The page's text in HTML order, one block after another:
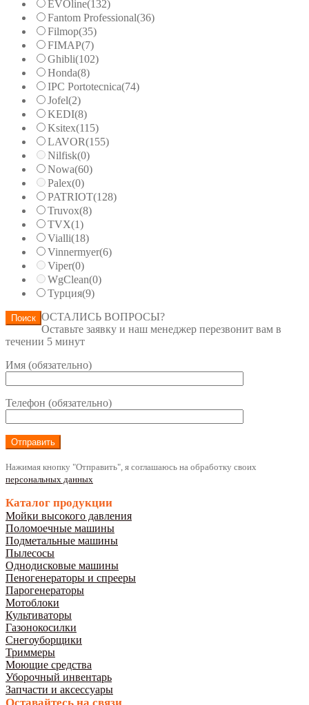
EVOline(132)
Fantom Professional(36)
Filmop(35)
FIMAP(7)
Ghibli(102)
Honda(8)
IPC Portotecnica(74)
Jofel(2)
KEDI(8)
Ksitex(115)
LAVOR(155)
Nilfisk(0)
Nowa(60)
Palex(0)
PATRIOT(128)
Truvox(8)
TVX(1)
Vialli(18)
Vinnermyer(6)
Viper(0)
WgClean(0)
Турция(9)
Поиск ОСТАЛИСЬ ВОПРОСЫ?
Оставьте заявку и наш менеджер перезвонит вам в
течении 5 минут
Имя (обязательно)
Телефон (обязательно)
Нажимая кнопку "Отправить", я соглашаюсь на обработку своих
персональных данных
Каталог продукции
Мойки высокого давления
Поломоечные машины
Подметальные машины
Пылесосы
Однодисковые машины
Пеногенераторы и спрееры
Парогенераторы
Мотоблоки
Культиваторы
Газонокосилки
Снегоуборщики
Триммеры
Моющие средства
Уборочный инвентарь
Запчасти и аксессуары